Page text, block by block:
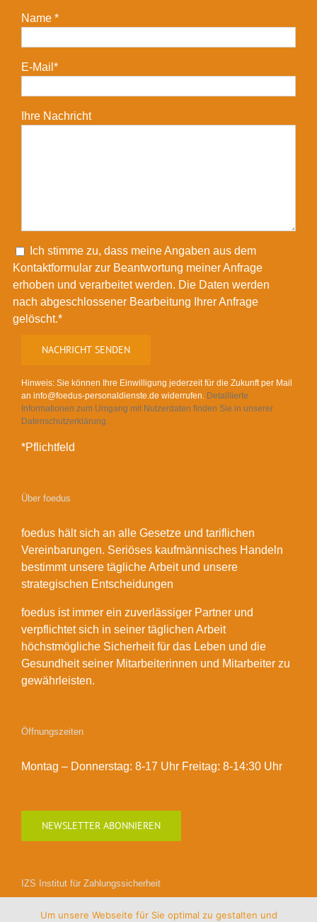
Name *
E-Mail*
Ihre Nachricht
Ich stimme zu, dass meine Angaben aus dem
Kontaktformular zur Beantwortung meiner Anfrage
erhoben und verarbeitet werden. Die Daten werden
nach abgeschlossener Bearbeitung Ihrer Anfrage
gelöscht.*
Hinweis: Sie können Ihre Einwilligung jederzeit für die Zukunft per Mail
an info@foedus-personaldienste.de widerrufen. Detaillierte
Informationen zum Umgang mit Nutzerdaten finden Sie in unserer
Datenschutzerklärung.
*Pflichtfeld
Über foedus
foedus hält sich an alle Gesetze und tariflichen
Vereinbarungen. Seriöses kaufmännisches Handeln
bestimmt unsere tägliche Arbeit und unsere
strategischen Entscheidungen
foedus ist immer ein zuverlässiger Partner und
verpflichtet sich in seiner täglichen Arbeit
höchstmögliche Sicherheit für das Leben und die
Gesundheit seiner Mitarbeiterinnen und Mitarbeiter zu
gewährleisten.
Öffnungszeiten
Montag – Donnerstag: 8-17 Uhr Freitag: 8-14:30 Uhr
NEWSLETTER ABONNIEREN
IZS Institut für Zahlungssicherheit
Um unsere Webseite für Sie optimal zu gestalten und